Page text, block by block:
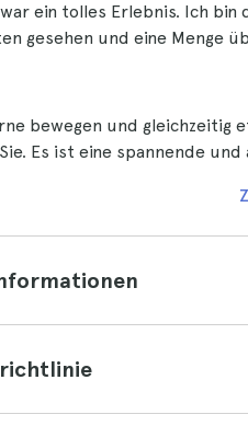
ein tolles Erlebnis. Ich
gesehen und eine Menge
bewegen und
Es ist eine spannende